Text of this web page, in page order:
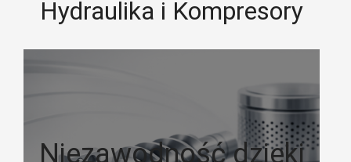
Hydraulika i Kompresory
Niezawodność dzięki